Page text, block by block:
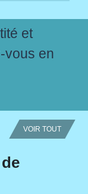
et
vous en
VOIR TOUT